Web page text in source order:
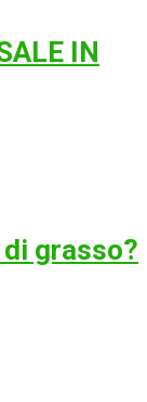
IN
grasso?